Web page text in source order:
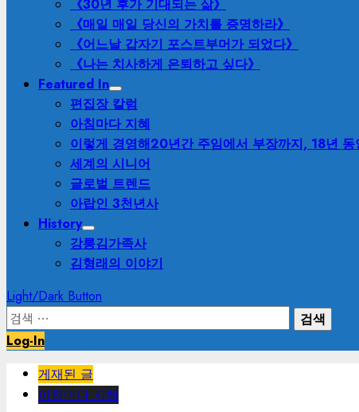
《30년 후가 기대되는 삶》
《매일 매일 당신의 가치를 증명하라》
《어느날 갑자기 포스트부머가 되었다》
《나는 치사하게 은퇴하고 싶다》
Featured In
편집장 칼럼
아침마다 지혜
이렇게 경영해20년간 주임에서 부장까지, 18년 동
세계의 시니어
글로벌 트렌드
아랍인 3천년사
History
강릉김가족사
김형래의 이야기
Light/Dark Button
검
색:
Log-In
게재된 글
아침마다 지혜